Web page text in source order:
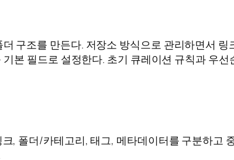
구조를 만든다. 저장소 방식으로 관리하면서
본 필드로 설정한다. 초기 큐레이션 규칙과 우
, 폴더/카테고리, 태그, 메타데이터를 구분하고